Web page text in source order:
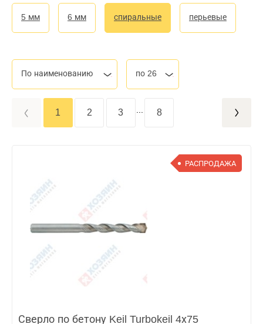
5 мм 6 мм спиральные перьевые
По наименованию по 26
1 2 3 8
РАСПРОДАЖА
Сверло по бетону Keil Turbokeil 4х75